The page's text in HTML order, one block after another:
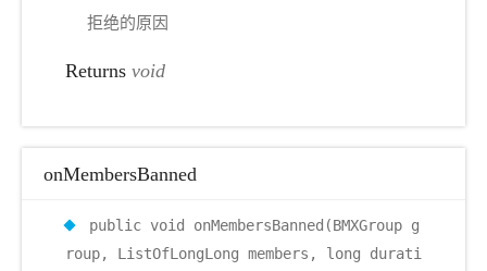
拒绝的原因
Returns void
onMembersBanned
public void onMembersBanned(BMXGroup g
roup, ListOfLongLong members, long durati